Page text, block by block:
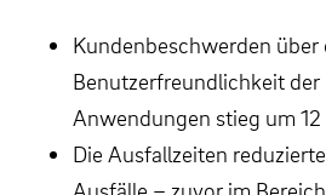
Kundenbeschwerden
Benutzerfreundlichkeit der
Anwendungen stieg um 12
Die Ausfallzeiten